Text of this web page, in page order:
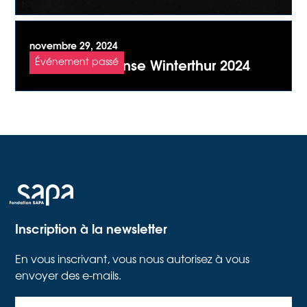
novembre 29, 2024
Festival de danse Winterthur 2024
Événement passé
Inscription à la newsletter
En vous inscrivant, vous nous autorisez à vous
envoyer des e-mails.